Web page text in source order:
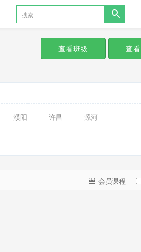
查看班级 查
濮阳 许昌 漯河
会员课程